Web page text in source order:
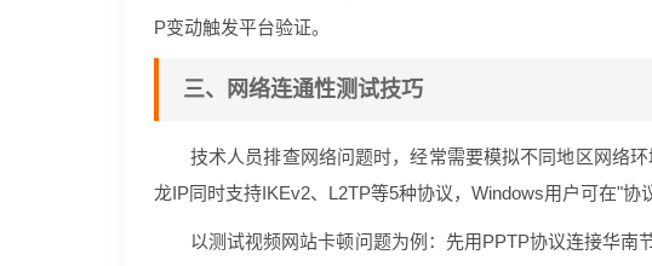
P变动触发平台验证。
三、网络连通性测试技巧
技术人员排查网络问题时，经常需要模拟不同地区网络
龙IP同时支持IKEv2、L2TP等5种协议，Windows用户可在"协
以测试视频网站卡顿问题为例：先用PPTP协议连接华